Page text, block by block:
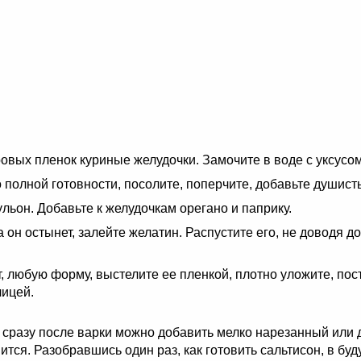
пленок куриные желудочки. Замочите в воде с
готовности, посолите, поперчите, добавьте
Добавьте к желудочкам орегано и паприку.
остынет, залейте желатин. Распустите его, не доводя
любую форму, выстелите ее пленкой, плотно уложите,
после варки можно добавить мелко нарезанный
Разобравшись один раз, как готовить сальтисон, в